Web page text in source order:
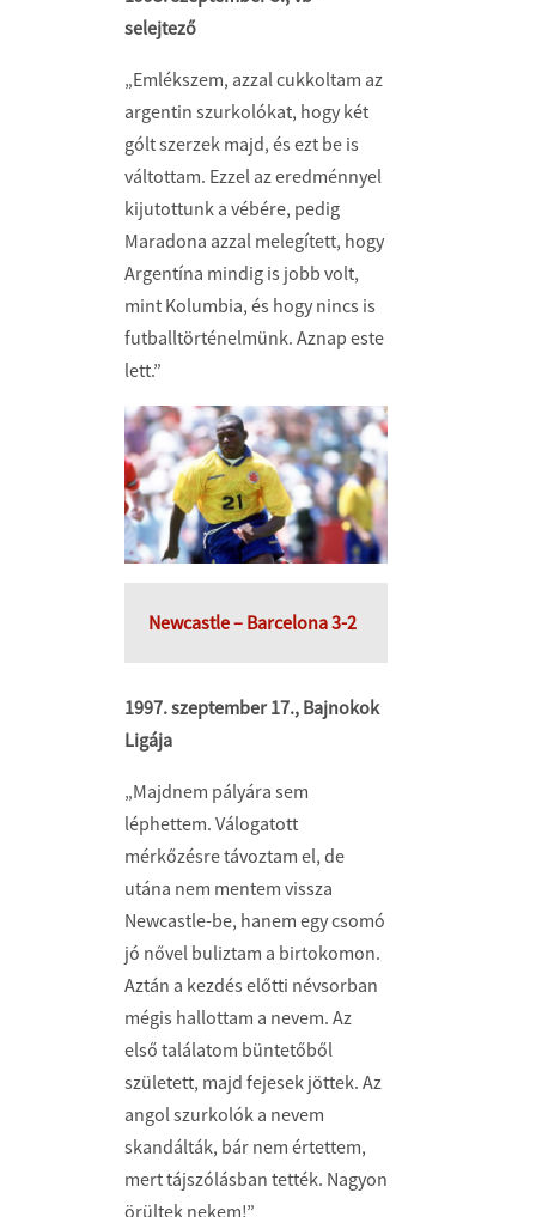
selejtező
„Emlékszem, azzal cukkoltam az
argentin szurkolókat, hogy két
gólt szerzek majd, és ezt be is
váltottam. Ezzel az eredménnyel
kijutottunk a vébére, pedig
Maradona azzal melegített, hogy
Argentína mindig is jobb volt,
mint Kolumbia, és hogy nincs is
futballtörténelmünk. Aznap este
lett.”
Newcastle – Barcelona 3-2
1997. szeptember 17., Bajnokok
Ligája
„Majdnem pályára sem
léphettem. Válogatott
mérkőzésre távoztam el, de
utána nem mentem vissza
Newcastle-­be, hanem egy csomó
jó nővel buliztam a birtokomon.
Aztán a kezdés előtti névsorban
mégis hallottam a nevem. Az
első találatom büntetőből
született, majd fejesek jöttek. Az
angol szurkolók a nevem
skandálták, bár nem értettem,
mert tájszólásban tették. Nagyon
örültek nekem!”